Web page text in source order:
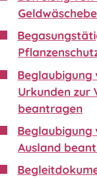
Urkunden zur
beantragen
Ausland